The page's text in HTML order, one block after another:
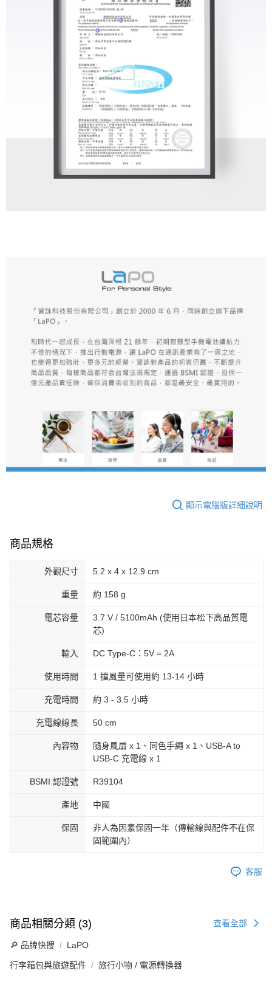
顯示電腦版詳細說明
商品規格
外觀尺寸 5.2 x 4 x 12.9 cm
重量 約 158 g
電芯容量
3.7 V / 5100mAh (使用日本松下高品質電
芯)
輸入 DC Type-C：5V = 2A
使用時間 1 擋風量可使用約 13-14 小時
充電時間 約 3 - 3.5 小時
充電線線長 50 cm
內容物
隨身風扇 x 1、同色手繩 x 1、USB-A to
USB-C 充電線 x 1
BSMI 認證號 R39104
產地 中國
保固
非人為因素保固一年（傳輸線與配件不在保
固範圍內）
客服
商品相關分類 (3) 查看全部
🔎 品牌快搜 LaPO
行李箱包與旅遊配件 旅行小物 / 電源轉換器